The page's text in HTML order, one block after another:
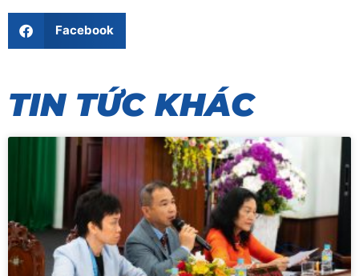
Facebook
TIN TỨC KHÁC